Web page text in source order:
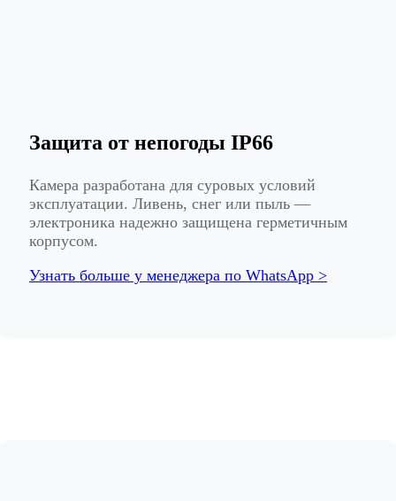
Защита от непогоды IP66
Камера разработана для суровых условий
эксплуатации. Ливень, снег или пыль —
электроника надежно защищена герметичным
корпусом.
Узнать больше у менеджера по WhatsApp >